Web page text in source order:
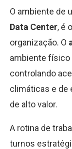
O ambiente de
Data Center, é
organização. O
ambiente físico
controlando
climáticas e de
de alto valor.
A rotina de
turnos